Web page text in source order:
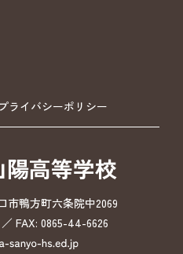
プライバシーポリシー
陽高等学校
市鴨方町六条院中2069
FAX: 0865-44-6626